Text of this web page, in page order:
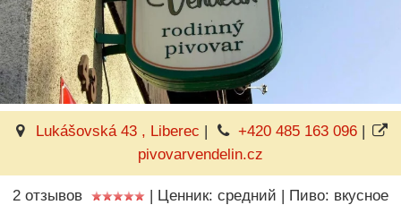
Lukášovská 43 , Liberec | +420 485 163 096|
pivovarvendelin.cz
2 отзывов | Ценник: средний | Пиво: вкусное